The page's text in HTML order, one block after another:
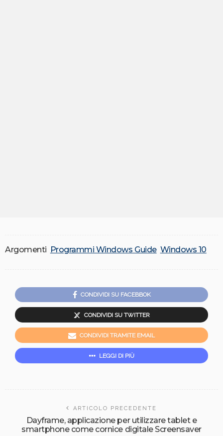
Argomenti Programmi Windows Guide Windows 10
CONDIVIDI SU FACEBBOK
CONDIVIDI SU TWITTER
CONDIVIDI TRAMITE EMAIL
LEGGI DI PIÙ
ARTICOLO PRECEDENTE
Dayframe, applicazione per utilizzare tablet e
smartphone come cornice digitale Screensaver